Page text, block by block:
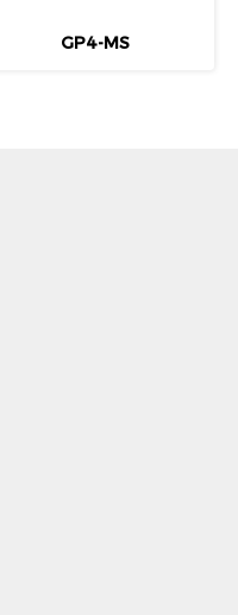
GP4-MS